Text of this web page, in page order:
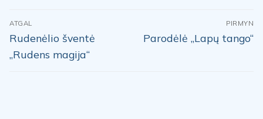
Navigacija
tarp
įrašų
ATGAL
Previous
post:
Rudenėlio šventė
„Rudens magija“
PIRMYN
Next
Parodėlė „Lapų tango“